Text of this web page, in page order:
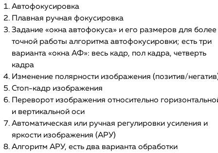
Автофокусировка
Плавная ручная фокусировка
Задание «окна автофокуса» и его размеров для более
точной работы алгоритма автофокусировки; есть три
варианта «окна АФ»: весь кадр, пол кадра, четверть
кадра
Изменение полярности изображения (позитив/
Стоп-кадр изображения
Переворот изображения относительно
и вертикальной оси
Автоматическая или ручная регулировки усиления и
яркости изображения (АРУ)
Алгоритм АРУ, есть два варианта обработки